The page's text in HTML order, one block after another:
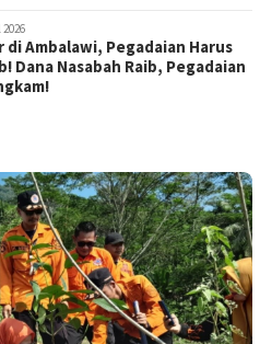
di Ambalawi, Pegadaian Harus
Dana Nasabah Raib, Pegadaian